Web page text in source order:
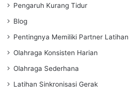
Pengaruh Kurang Tidur
Blog
Pentingnya Memiliki Partner Latihan
Olahraga Konsisten Harian
Olahraga Sederhana
Latihan Sinkronisasi Gerak